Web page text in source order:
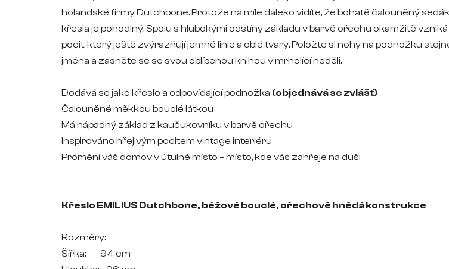
holandské firmy Dutchbone. Protože na míle daleko vidíte, že bohatě čalouněný
křesla je pohodlný. Spolu s hlubokými odstíny základu v barvě ořechu okamžitě
pocit, který ještě zvýrazňují jemné linie a oblé tvary. Položte si nohy na podnožku
jména a zasněte se se svou oblíbenou knihou v mrholící neděli.
Dodává se jako křeslo a odpovídající podnožka (objednává se zvlášť)
Čalouněné měkkou bouclé látkou
Má nápadný základ z kaučukovníku v barvě ořechu
Inspirováno hřejivým pocitem vintage interiéru
Promění váš domov v útulné místo – místo, kde vás zahřeje na duši
Křeslo EMILIUS Dutchbone, béžové bouclé, ořechově hnědá konstrukce
Rozměry:
Šířka: 94 cm